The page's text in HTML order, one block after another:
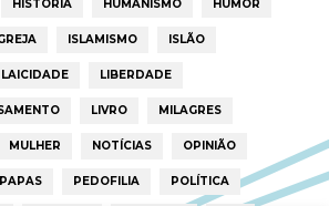
HISTÓRIA HUMANISMO HUMOR
ISLAMISMO ISLÃO
LAICIDADE LIBERDADE
LIVRO MILAGRES
MULHER NOTÍCIAS OPINIÃO
PAPAS PEDOFILIA POLÍTICA